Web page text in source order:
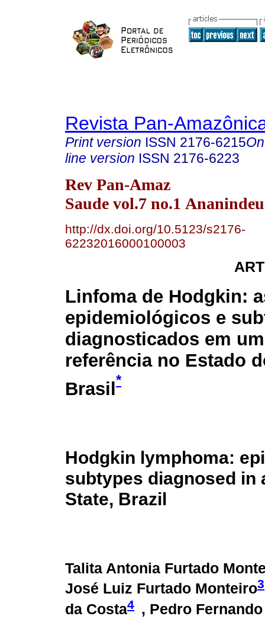
Revista Pan-
Print version ISSN 2176-6215
line version ISSN 2176-6223
Rev Pan-Amaz
Saude vol.7 no.1
http://dx.doi.org/10.5123/s2176-
62232016000100003
Linfoma de Hodgkin:
epidemiológicos e
diagnosticados em
referência no Estado
Brasil *
Hodgkin lymphoma:
subtypes diagnosed in
State, Brazil
Talita Antonia Furtado
José Luiz Furtado Monteiro3
da Costa4 , Pedro